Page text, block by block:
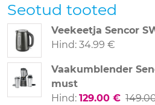
Seotud tooted
Veekeetja Sencor
Hind: 34.99 €
Vaakumblender
must
Hind: 129.00 €